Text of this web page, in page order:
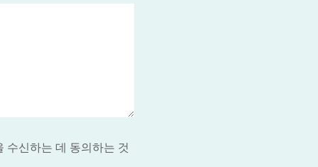
수신하는 데 동의하는 것